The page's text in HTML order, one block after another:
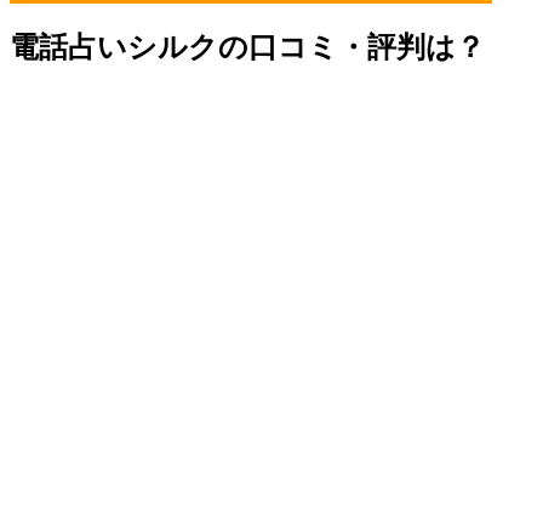
電話占いシルクの口コミ・評判は？